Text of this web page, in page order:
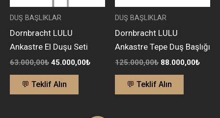
DUŞ BAŞLIKLAR
Dornbracht LULU
Ankastre El Duşu Seti
63.000,00₺ 45.000,00₺
💬 Teklif Alın
DUŞ BAŞLIKLAR
Dornbracht LULU
Ankastre Tepe Duş Başlığı
125.000,00₺ 88.000,00₺
💬 Teklif Alın